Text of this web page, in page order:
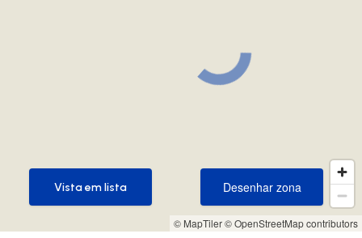
© MapTiler© OpenStreetMap contributors
Desenhar zona
Desenhar zona
Vista em lista
Vista em lista